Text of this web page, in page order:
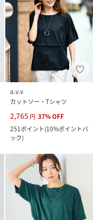
a.v.v
カットソー・Tシャツ
2,765 円 37%OFF
251ポイント(10%ポイントバ
ック)